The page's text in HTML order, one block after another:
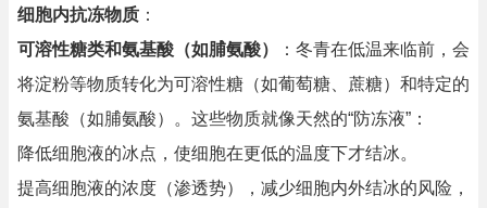
细胞内抗冻物质 ：
可溶性糖类和氨基酸（如脯氨酸）
：冬青在低温来临前，会
将淀粉等物质转化为可溶性糖（如葡萄糖、蔗糖）和特定的
氨基酸（如脯氨酸）。这些物质就像天然的“防冻液”：
降低细胞液的冰点，使细胞在更低的温度下才结冰。
提高细胞液的浓度（渗透势），减少细胞内外结冰的风险，